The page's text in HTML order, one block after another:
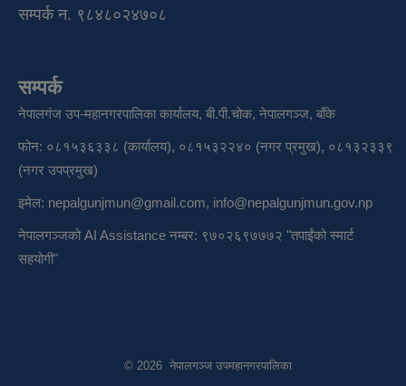
सम्पर्क न. ९८४८०२४७०८
सम्पर्क
नेपालगंज उप-महानगरपालिका कार्यालय, बी.पी.चोक, नेपालगञ्ज, बाँके
फोन: ०८१५३६३३८ (कार्यालय), ०८१५३२२४० (नगर प्रमुख), ०८१३२३३९
(नगर उपप्रमुख)
इमेल: nepalgunjmun@gmail.com, info@nepalgunjmun.gov.np
नेपालगञ्जको AI Assistance नम्बर: ९७०२६९७७७२ "तपाईंको स्मार्ट
सहयोगी"
© 2026 नेपालगञ्ज उपमहानगरपालिका